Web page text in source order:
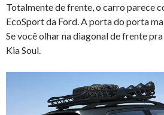
Totalmente de frente, o carro parece
EcoSport da Ford. A porta do porta
Se você olhar na diagonal de frente
Kia Soul.